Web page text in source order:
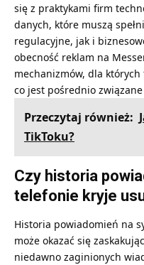
się z praktykami firm
danych, które muszą
regulacyjne, jak i
obecność reklam na
mechanizmów, dla
co jest pośrednio
Przeczytaj również:
TikToku?
Czy historia
telefonie kryje
Historia powiadomień na
może okazać się
niedawno zaginionych